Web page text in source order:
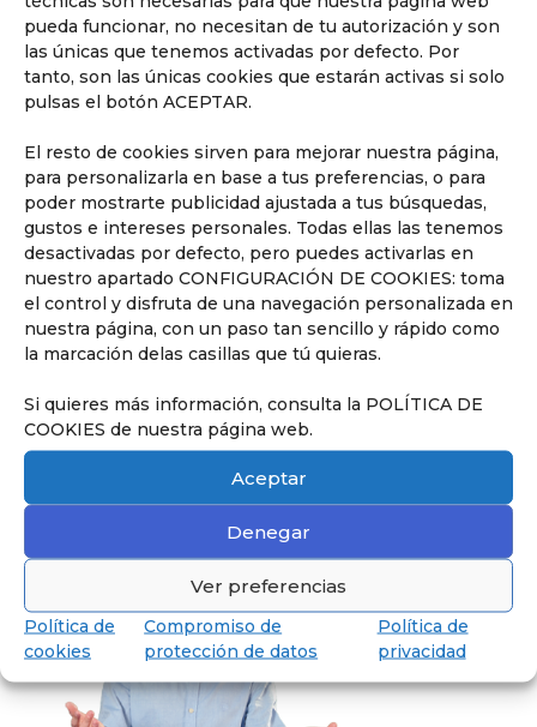
pueda funcionar, no necesitan de tu autorización y son
las únicas que tenemos activadas por defecto. Por
tanto, son las únicas cookies que estarán activas si solo
pulsas el botón ACEPTAR.
El resto de cookies sirven para mejorar nuestra página,
para personalizarla en base a tus preferencias, o para
poder mostrarte publicidad ajustada a tus búsquedas,
gustos e intereses personales. Todas ellas las tenemos
desactivadas por defecto, pero puedes activarlas en
nuestro apartado CONFIGURACIÓN DE COOKIES: toma
el control y disfruta de una navegación personalizada en
nuestra página, con un paso tan sencillo y rápido como
la marcación delas casillas que tú quieras.
Si quieres más información, consulta la POLÍTICA DE
COOKIES de nuestra página web.
Aceptar
Denegar
Ver preferencias
Política de
cookies
Compromiso de
protección de datos
Política de
privacidad
Nuestros Servicios
Descubre todos los servicios que
ofrecemos en el Liceo.